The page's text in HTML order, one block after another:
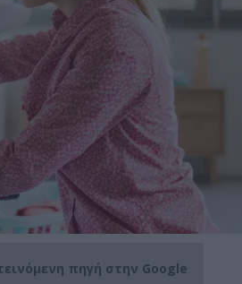
πηγή στην Google